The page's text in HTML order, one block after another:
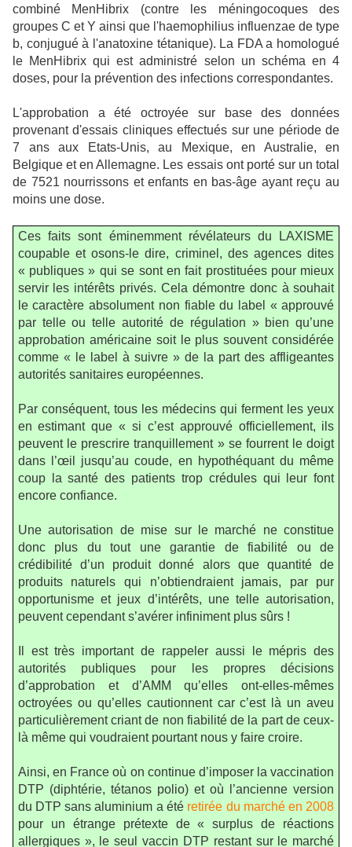
combiné MenHibrix (contre les méningocoques des
groupes C et Y ainsi que l'haemophilius influenzae de type
b, conjugué à l'anatoxine tétanique). La FDA a homologué
le MenHibrix qui est administré selon un schéma en 4
doses, pour la prévention des infections correspondantes.
L'approbation a été octroyée sur base des données
provenant d'essais cliniques effectués sur une période de
7 ans aux Etats-Unis, au Mexique, en Australie, en
Belgique et en Allemagne. Les essais ont porté sur un total
de 7521 nourrissons et enfants en bas-âge ayant reçu au
moins une dose.
Ces faits sont éminemment révélateurs du LAXISME
coupable et osons-le dire, criminel, des agences dites
« publiques » qui se sont en fait prostituées pour mieux
servir les intérêts privés. Cela démontre donc à souhait
le caractère absolument non fiable du label « approuvé
par telle ou telle autorité de régulation » bien qu’une
approbation américaine soit le plus souvent considérée
comme « le label à suivre » de la part des affligeantes
autorités sanitaires européennes.
Par conséquent, tous les médecins qui ferment les yeux
en estimant que « si c’est approuvé officiellement, ils
peuvent le prescrire tranquillement » se fourrent le doigt
dans l’œil jusqu’au coude, en hypothéquant du même
coup la santé des patients trop crédules qui leur font
encore confiance.
Une autorisation de mise sur le marché ne constitue
donc plus du tout une garantie de fiabilité ou de
crédibilité d’un produit donné alors que quantité de
produits naturels qui n’obtiendraient jamais, par pur
opportunisme et jeux d’intérêts, une telle autorisation,
peuvent cependant s’avérer infiniment plus sûrs !
Il est très important de rappeler aussi le mépris des
autorités publiques pour les propres décisions
d’approbation et d’AMM qu’elles ont-elles-mêmes
octroyées ou qu’elles cautionnent car c’est là un aveu
particulièrement criant de non fiabilité de la part de ceux-
là même qui voudraient pourtant nous y faire croire.
Ainsi, en France où on continue d’imposer la vaccination
DTP (diphtérie, tétanos polio) et où l’ancienne version
du DTP sans aluminium a été retirée du marché en 2008
pour un étrange prétexte de « surplus de réactions
allergiques », le seul vaccin DTP restant sur le marché